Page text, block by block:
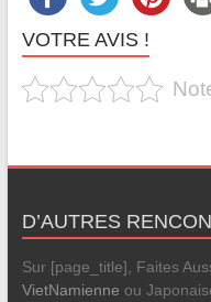
VOTRE AVIS !
D’AUTRES
Sur [page_title], Faites
VietNamienne ou